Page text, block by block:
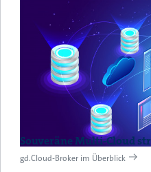
Souveräne Multi-Cloud
gd.Cloud-Broker im Überblick